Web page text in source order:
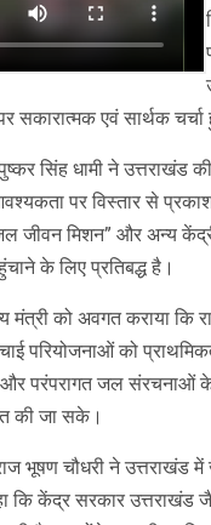
सकारात्मक एवं सार्थक चर्चा
सिंह धामी ने उत्तराखंड
पर विस्तार से
जीवन मिशन” और अन्य
के लिए प्रतिबद्ध है।
मंत्री को अवगत कराया
परियोजनाओं को
परंपरागत जल संरचनाओं के
की जा सके।
भूषण चौधरी ने उत्तराखंड
कि केंद्र सरकार